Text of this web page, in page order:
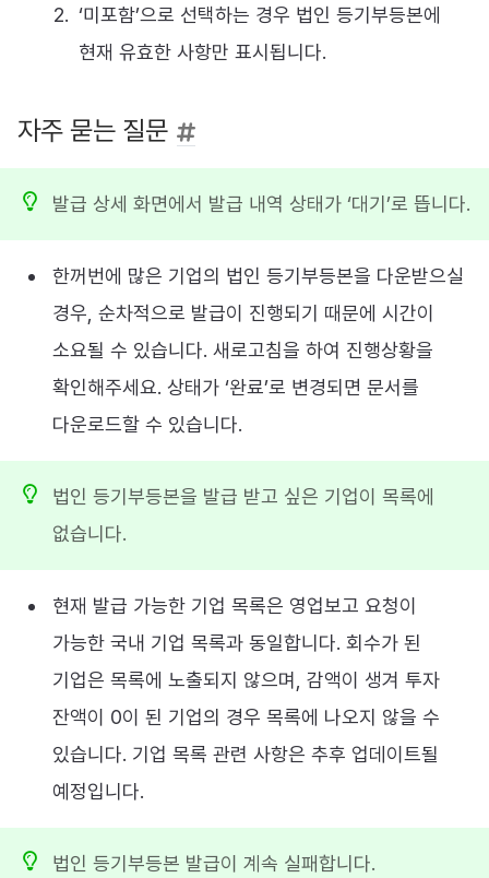
‘미포함’으로 선택하는 경우 법인 등기부등본에
현재 유효한 사항만 표시됩니다.
자주 묻는 질문
발급 상세 화면에서 발급 내역 상태가 ‘대기’로 뜹니다.
한꺼번에 많은 기업의 법인 등기부등본을 다운받으실
경우, 순차적으로 발급이 진행되기 때문에 시간이
소요될 수 있습니다. 새로고침을 하여 진행상황을
확인해주세요. 상태가 ‘완료’로 변경되면 문서를
다운로드할 수 있습니다.
법인 등기부등본을 발급 받고 싶은 기업이 목록에
없습니다.
현재 발급 가능한 기업 목록은 영업보고 요청이
가능한 국내 기업 목록과 동일합니다. 회수가 된
기업은 목록에 노출되지 않으며, 감액이 생겨 투자
잔액이 0이 된 기업의 경우 목록에 나오지 않을 수
있습니다. 기업 목록 관련 사항은 추후 업데이트될
예정입니다.
법인 등기부등본 발급이 계속 실패합니다.